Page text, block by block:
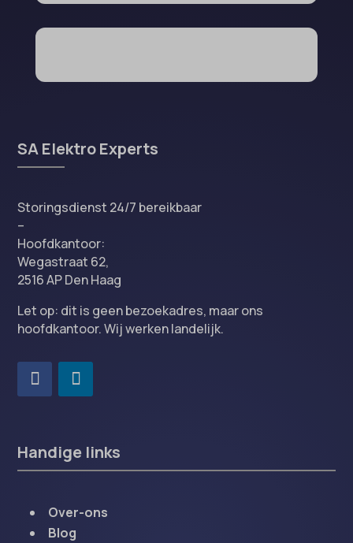
SA Elektro Experts
Storingsdienst 24/7 bereikbaar
–
Hoofdkantoor:
Wegastraat 62,
2516 AP Den Haag
Let op: dit is geen bezoekadres, maar ons
hoofdkantoor. Wij werken landelijk.
Handige links
Over-ons
Blog